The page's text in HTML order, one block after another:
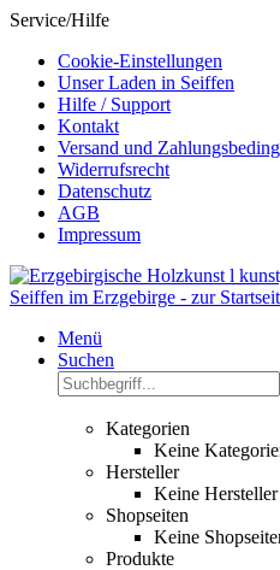
Service/Hilfe
Cookie-Einstellungen
Unser Laden in Seiffen
Hilfe / Support
Kontakt
Versand und
Widerrufsrecht
Datenschutz
AGB
Impressum
Menü
Suchen
Kategorien
Keine
Hersteller
Keine
Shopseiten
Keine
Produkte